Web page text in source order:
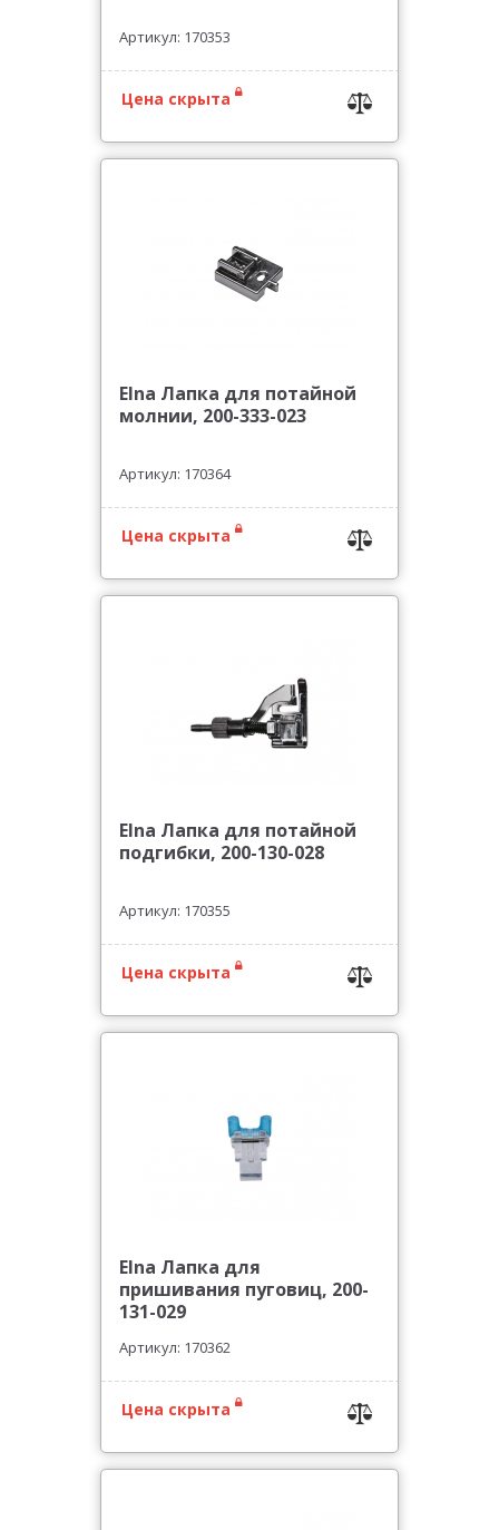
Артикул: 170353
Цена скрыта
Elna Лапка для потайной
молнии, 200-333-023
Артикул: 170364
Цена скрыта
Elna Лапка для потайной
подгибки, 200-130-028
Артикул: 170355
Цена скрыта
Elna Лапка для
пришивания пуговиц, 200-
131-029
Артикул: 170362
Цена скрыта